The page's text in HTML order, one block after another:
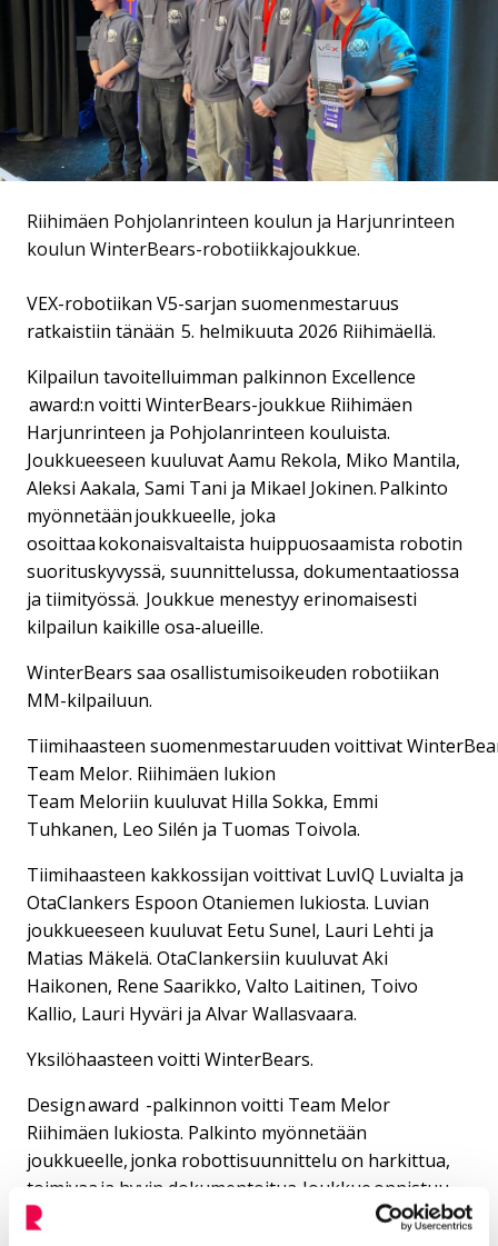
Riihimäen Pohjolanrinteen koulun ja Harjunrinteen
koulun WinterBears-robotiikkajoukkue.
VEX-robotiikan V5-sarjan suomenmestaruus
ratkaistiin tänään 5. helmikuuta 2026 Riihimäellä.
Kilpailun tavoitelluimman palkinnon Excellence
award:n voitti WinterBears-joukkue Riihimäen
Harjunrinteen ja Pohjolanrinteen kouluista.
Joukkueeseen kuuluvat Aamu Rekola, Miko Mantila,
Aleksi Aakala, Sami Tani ja Mikael Jokinen. Palkinto
myönnetään joukkueelle, joka
osoittaa kokonaisvaltaista huippuosaamista robotin
suorituskyvyssä, suunnittelussa, dokumentaatiossa
ja tiimityössä. Joukkue menestyy erinomaisesti
kilpailun kaikille osa-alueille.
WinterBears saa osallistumisoikeuden robotiikan
MM-kilpailuun.
Tiimihaasteen suomenmestaruuden voittivat
Team Melor. Riihimäen lukion
Team Meloriin kuuluvat Hilla Sokka, Emmi
Tuhkanen, Leo Silén ja Tuomas Toivola.
Tiimihaasteen kakkossijan voittivat LuvIQ Luvialta ja
OtaClankers Espoon Otaniemen lukiosta. Luvian
joukkueeseen kuuluvat Eetu Sunel, Lauri Lehti ja
Matias Mäkelä. OtaClankersiin kuuluvat Aki
Haikonen, Rene Saarikko, Valto Laitinen, Toivo
Kallio, Lauri Hyväri ja Alvar Wallasvaara.
Yksilöhaasteen voitti WinterBears.
Design award -palkinnon voitti Team Melor
Riihimäen lukiosta. Palkinto myönnetään
joukkueelle, jonka robottisuunnittelu on harkittua,
toimivaa ja hyvin dokumentoitua. Joukkue onnistuu
ajanhallinnassa ja oman osaamisen esittämisessä.